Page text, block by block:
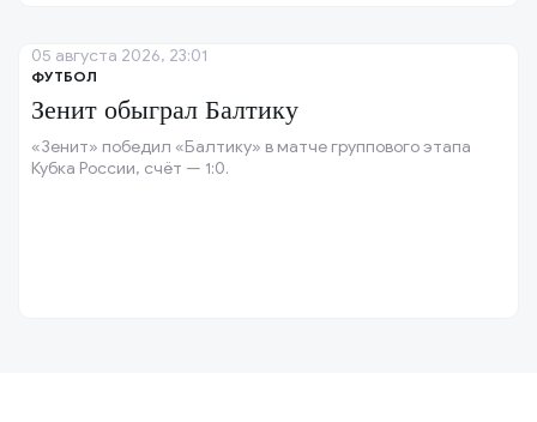
ФУТБОЛ
Зенит обыграл Балтику
«Зенит» победил «Балтику» в матче группового этапа
Кубка России, счёт — 1:0.
05 августа 2026, 23:01